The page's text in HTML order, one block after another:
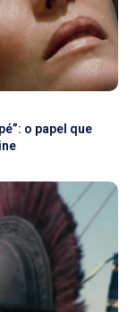
o papel que